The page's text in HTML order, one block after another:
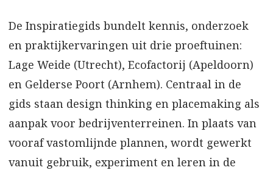
De Inspiratiegids bundelt kennis, onderzoek
en praktijkervaringen uit drie proeftuinen:
Lage Weide (Utrecht), Ecofactorij (Apeldoorn)
en Gelderse Poort (Arnhem). Centraal in de
gids staan design thinking en placemaking als
aanpak voor bedrijventerreinen. In plaats van
vooraf vastomlijnde plannen, wordt gewerkt
vanuit gebruik, experiment en leren in de